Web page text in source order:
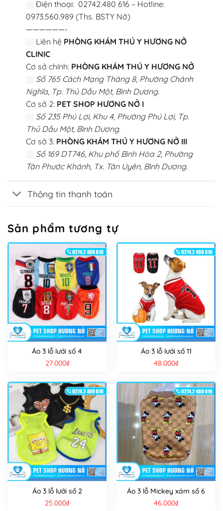
Điện thoại: 02742.480 616 – Hotline:
0973.560.989 (Ths. BSTY Nở)
——————-
Liên hệ PHÒNG KHÁM THÚ Y HƯƠNG NỞ
CLINIC
Cơ sở chính: PHÒNG KHÁM THÚ Y HƯƠNG NỞ
Số 765 Cách Mạng Tháng 8, Phường Chánh
Nghĩa, Tp. Thủ Dầu Một, Bình Dương.
Cơ sở 2: PET SHOP HƯƠNG NỞ I
Số 235 Phú Lợi, Khu 4, Phường Phú Lợi, Tp.
Thủ Dầu Một, Bình Dương.
Cơ sở 3: PHÒNG KHÁM THÚ Y HƯƠNG NỞ III
Số 169 DT746, Khu phố Bình Hòa 2, Phường
Tân Phước Khánh, Tx. Tân Uyên, Bình Dương.
Thông tin thanh toán
Sản phẩm tương tự
Áo 3 lỗ lưới số 4
27.000₫
Áo 3 lỗ lưới số 11
48.000₫
Áo 3 lỗ lưới số 2
25.000₫
Áo 3 lỗ Mickey xám số 6
46.000₫